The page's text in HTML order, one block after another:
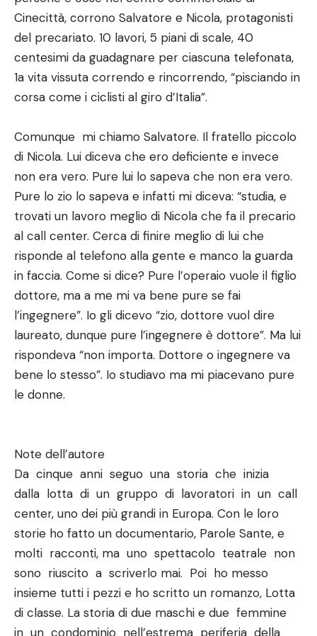
Cinecittà, corrono Salvatore e Nicola, protagonisti
del precariato. 10 lavori, 5 piani di scale, 40
centesimi da guadagnare per ciascuna telefonata,
1a vita vissuta correndo e rincorrendo, “pisciando in
corsa come i ciclisti al giro d’Italia”.
Comunque mi chiamo Salvatore. Il fratello piccolo
di Nicola. Lui diceva che ero deficiente e invece
non era vero. Pure lui lo sapeva che non era vero.
Pure lo zio lo sapeva e infatti mi diceva: “studia, e
trovati un lavoro meglio di Nicola che fa il precario
al call center. Cerca di finire meglio di lui che
risponde al telefono alla gente e manco la guarda
in faccia. Come si dice? Pure l’operaio vuole il figlio
dottore, ma a me mi va bene pure se fai
l’ingegnere”. Io gli dicevo “zio, dottore vuol dire
laureato, dunque pure l’ingegnere è dottore”. Ma lui
rispondeva “non importa. Dottore o ingegnere va
bene lo stesso”. Io studiavo ma mi piacevano pure
le donne.
Note dell’autore
Da cinque anni seguo una storia che inizia
dalla lotta di un gruppo di lavoratori in un call
center, uno dei più grandi in Europa. Con le loro
storie ho fatto un documentario, Parole Sante, e
molti racconti, ma uno spettacolo teatrale non
sono riuscito a scriverlo mai. Poi ho messo
insieme tutti i pezzi e ho scritto un romanzo, Lotta
di classe. La storia di due maschi e due femmine
in un condominio nell’estrema periferia della